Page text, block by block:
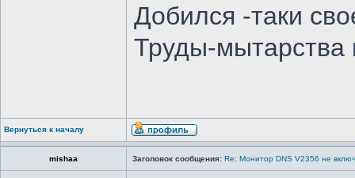
Добился -таки
Труды-мытарства
Вернуться к началу
mishaa Заголовок сообщения: Re: Монитор DNS V2356 не